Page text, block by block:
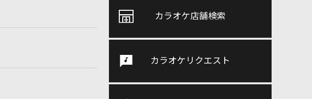
カラオケ店舗検索
カラオケリクエスト